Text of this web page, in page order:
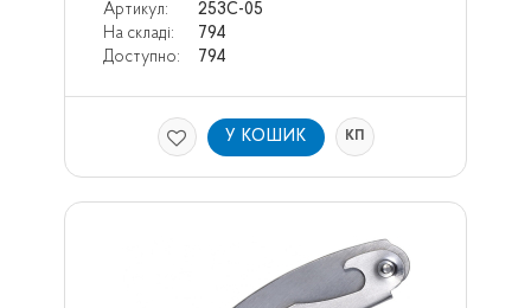
Артикул:
253C-05
На складі:
794
Доступно:
794
У КОШИК КП